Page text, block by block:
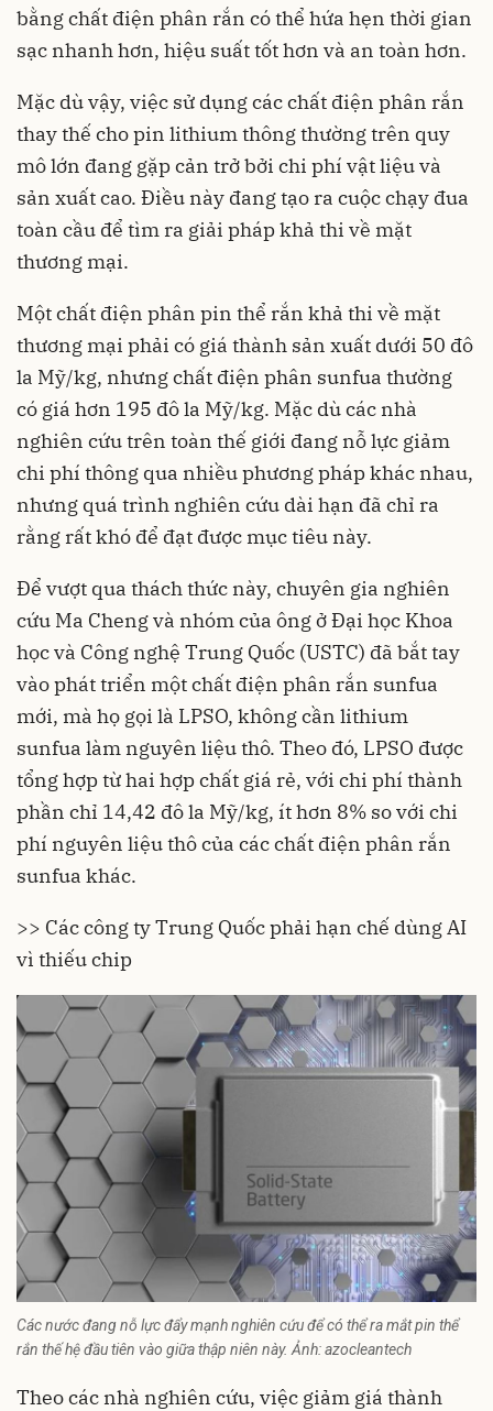
bằng chất điện phân rắn có thể hứa hẹn thời gian
sạc nhanh hơn, hiệu suất tốt hơn và an toàn hơn.
Mặc dù vậy, việc sử dụng các chất điện phân rắn
thay thế cho pin lithium thông thường trên quy
mô lớn đang gặp cản trở bởi chi phí vật liệu và
sản xuất cao. Điều này đang tạo ra cuộc chạy đua
toàn cầu để tìm ra giải pháp khả thi về mặt
thương mại.
Một chất điện phân pin thể rắn khả thi về mặt
thương mại phải có giá thành sản xuất dưới 50 đô
la Mỹ/kg, nhưng chất điện phân sunfua thường
có giá hơn 195 đô la Mỹ/kg. Mặc dù các nhà
nghiên cứu trên toàn thế giới đang nỗ lực giảm
chi phí thông qua nhiều phương pháp khác nhau,
nhưng quá trình nghiên cứu dài hạn đã chỉ ra
rằng rất khó để đạt được mục tiêu này.
Để vượt qua thách thức này, chuyên gia nghiên
cứu Ma Cheng và nhóm của ông ở Đại học Khoa
học và Công nghệ Trung Quốc (USTC) đã bắt tay
vào phát triển một chất điện phân rắn sunfua
mới, mà họ gọi là LPSO, không cần lithium
sunfua làm nguyên liệu thô. Theo đó, LPSO được
tổng hợp từ hai hợp chất giá rẻ, với chi phí thành
phần chỉ 14,42 đô la Mỹ/kg, ít hơn 8% so với chi
phí nguyên liệu thô của các chất điện phân rắn
sunfua khác.
>> Các công ty Trung Quốc phải hạn chế dùng AI
vì thiếu chip
Các nước đang nỗ lực đẩy mạnh nghiên cứu để có thể ra mắt pin thể
rắn thế hệ đầu tiên vào giữa thập niên này. Ảnh: azocleantech
Theo các nhà nghiên cứu, việc giảm giá thành